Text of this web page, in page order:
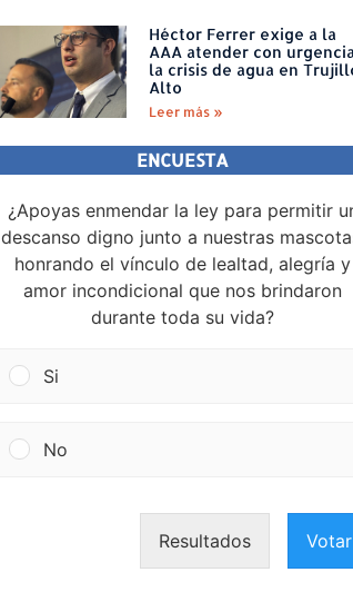
Héctor Ferrer exige a la
AAA atender con urgencia
la crisis de agua en
Alto
Leer más »
ENCUESTA
¿Apoyas enmendar la ley para permitir
descanso digno junto a nuestras
honrando el vínculo de lealtad, alegría y
amor incondicional que nos brindaron
durante toda su vida?
Si
No
Resultados Votar